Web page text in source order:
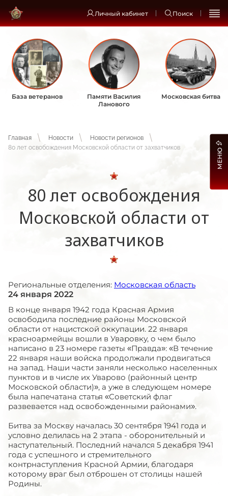
Личный кабинет Поиск
База ветеранов
Памяти Василия
Ланового
Московская битва
Главная Новости
Новости регионов
80 лет освобождения Московской области от захватчиков
80 лет освобождения
Московской области от
захватчиков
Региональные отделения: Московская область
24 января 2022
В конце января 1942 года Красная Армия
освободила последние районы Московской
области от нацистской оккупации. 22 января
красноармейцы вошли в Уваровку, о чем было
написано в 23 номере газеты «Правда»: «В течение
22 января наши войска продолжали продвигаться
на запад. Наши части заняли несколько населенных
пунктов и в числе их Уварово (районный центр
Московской области)», а уже в следующем номере
была напечатана статья «Советский флаг
развевается над освобожденными районами».
Битва за Москву началась 30 сентября 1941 года и
условно делилась на 2 этапа - оборонительный и
наступательный. Последний начался 5 декабря 1941
года с успешного и стремительного
контрнаступления Красной Армии, благодаря
которому враг был отброшен от столицы нашей
Родины.
МЕНЮ